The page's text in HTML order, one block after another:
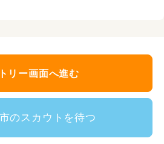
リー画面へ進む
のスカウトを待つ